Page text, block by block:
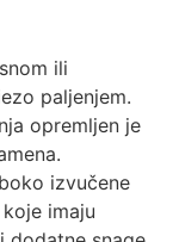
ili
paljenjem.
opremljen je
izvučene
imaju